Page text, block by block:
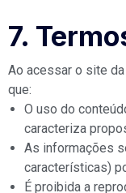
7.
Ao acessar o site
que:
O uso do
caracteriza
As informações
características)
É proibida a